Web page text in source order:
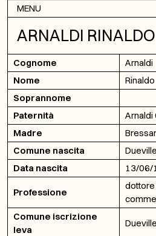
MENU
ARNALDI RINALDO
Cognome
Arnaldi
Nome
Rinaldo
Soprannome
Paternità
Arnaldi
Madre
Comune nascita
Dueville
Data nascita
13/06/
Professione
dottore
Comune iscrizione
leva
Dueville